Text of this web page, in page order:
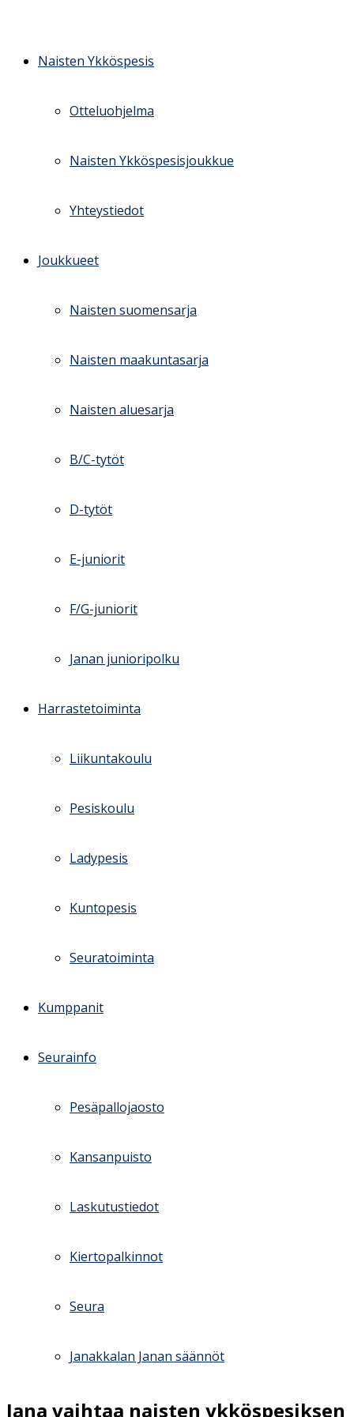
Naisten Ykköspesis
Otteluohjelma
Naisten Ykköspesisjoukkue
Yhteystiedot
Joukkueet
Naisten suomensarja
Naisten maakuntasarja
Naisten aluesarja
B/C-tytöt
D-tytöt
E-juniorit
F/G-juniorit
Janan junioripolku
Harrastetoiminta
Liikuntakoulu
Pesiskoulu
Ladypesis
Kuntopesis
Seuratoiminta
Kumppanit
Seurainfo
Pesäpallojaosto
Kansanpuisto
Laskutustiedot
Kiertopalkinnot
Seura
Janakkalan Janan säännöt
Jana vaihtaa naisten ykköspesiksen